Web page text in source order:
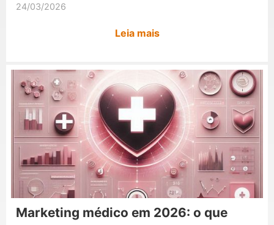
24/03/2026
Leia mais
Marketing médico em 2026: o que